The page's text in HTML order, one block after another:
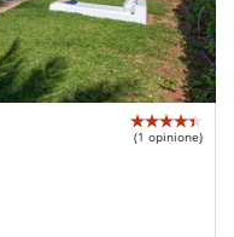
(1 opinione)